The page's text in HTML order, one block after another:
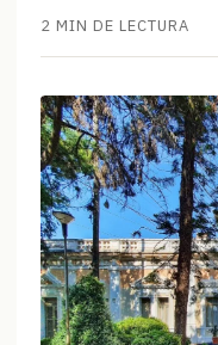
2 MIN DE LECTURA